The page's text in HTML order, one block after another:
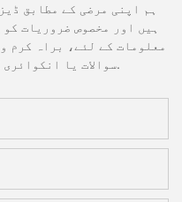
ہم اپنی مرضی کے مطابق
ہیں اور مخصوص ضروریات
معلومات کے لئے، براہ کرم
سوالات یا انکوائری کے ساتھ ہم سے رابطہ کریں.